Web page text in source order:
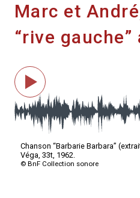
Marc et
“rive gauche”